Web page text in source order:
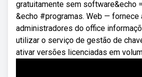
gratuitamente sem software&echo
&echo #programas. Web — fornece
administradores do office
utilizar o serviço de gestão de
ativar versões licenciadas em